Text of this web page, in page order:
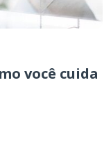
você cuida